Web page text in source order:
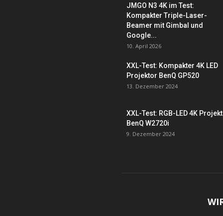
JMGO N3 4K im Test:
Kompakter Triple-Laser-
Beamer mit Gimbal und
Google...
10. April 2026
XXL-Test: Kompakter 4K LED
Projektor BenQ GP520
13. Dezember 2024
XXL-Test: RGB-LED 4K
BenQ W2720i
9. Dezember 2024